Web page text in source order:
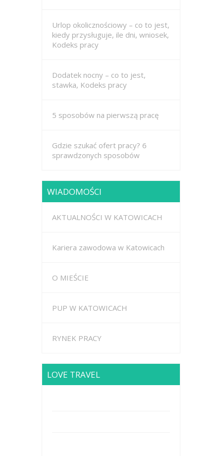
Urlop okolicznościowy – co to jest,
kiedy przysługuje, ile dni, wniosek,
Kodeks pracy
Dodatek nocny – co to jest,
stawka, Kodeks pracy
5 sposobów na pierwszą pracę
Gdzie szukać ofert pracy? 6
sprawdzonych sposobów
WIADOMOŚCI
AKTUALNOŚCI W KATOWICACH
Kariera zawodowa w Katowicach
O MIEŚCIE
PUP W KATOWICACH
RYNEK PRACY
LOVE TRAVEL